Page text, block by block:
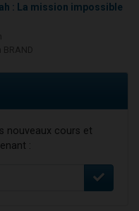
: La mission impossible
nouveaux cours et
: